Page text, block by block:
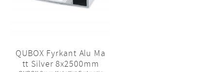
QUBOX Fyrkant Alu Ma
tt Silver 8x2500mm